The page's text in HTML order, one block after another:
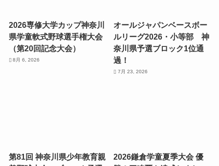
2026専修大学カップ神奈川
県学童軟式野球選手権大会
（第20回記念大会）
8月 6, 2026
オールジャパンベースボー
ルリーグ2026・小等部 神
奈川県予選ブロック1位通
過！
7月 23, 2026
第81回 神奈川県少年教育親
2026鎌倉学童夏季大会 優